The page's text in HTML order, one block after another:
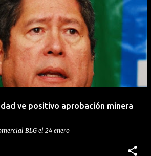
ve positivo aprobación minera
BLG el 24 enero